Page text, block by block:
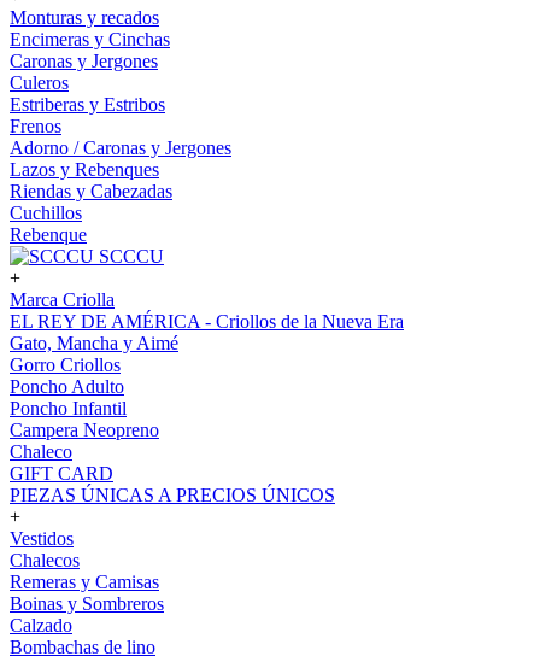
Monturas y recados
Encimeras y Cinchas
Caronas y Jergones
Culeros
Estriberas y Estribos
Frenos
Adorno / Caronas y Jergones
Lazos y Rebenques
Riendas y Cabezadas
Cuchillos
Rebenque
SCCCU
+
Marca Criolla
EL REY DE AMÉRICA - Criollos de la Nueva Era
Gato, Mancha y Aimé
Gorro Criollos
Poncho Adulto
Poncho Infantil
Campera Neopreno
Chaleco
GIFT CARD
PIEZAS ÚNICAS A PRECIOS ÚNICOS
+
Vestidos
Chalecos
Remeras y Camisas
Boinas y Sombreros
Calzado
Bombachas de lino